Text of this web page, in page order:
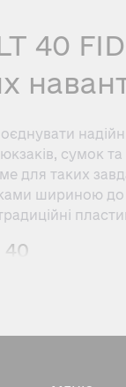
40
сумок
для таких
шириною
40